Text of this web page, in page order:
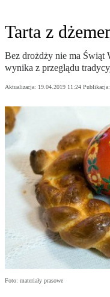
Tarta z
Bez drożdży nie ma Świąt
wynika z przeglądu
Aktualizacja: 19.04.2019 11:24 Publikacja:
Foto: materiały prasowe